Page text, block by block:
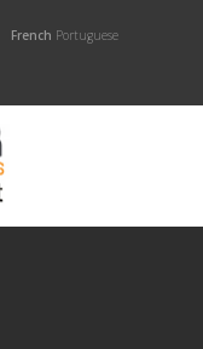
French Portuguese